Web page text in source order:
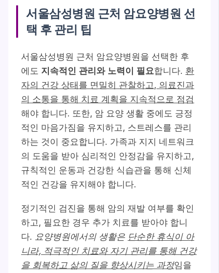
서울삼성병원 근처 암요양병원 선
택 후 관리 팁
서울삼성병원 근처 암요양병원을 선택한 후
에도 지속적인 관리와 노력이 필요합니다. 환
자의 건강 상태를 면밀히 관찰하고, 의료진과
의 소통을 통해 치료 계획을 지속적으로 점검
해야 합니다. 또한, 암 요양 생활 중에도 긍정
적인 마음가짐을 유지하고, 스트레스를 관리
하는 것이 중요합니다. 가족과 지지 네트워크
의 도움을 받아 심리적인 안정감을 유지하고,
규칙적인 운동과 건강한 식습관을 통해 신체
적인 건강을 유지해야 합니다.
정기적인 검진을 통해 암의 재발 여부를 확인
하고, 필요한 경우 추가 치료를 받아야 합니
다. 요양병원에서의 생활은 단순한 휴식이 아
니라, 적극적인 치료와 자기 관리를 통해 건강
을 회복하고 삶의 질을 향상시키는 과정임을